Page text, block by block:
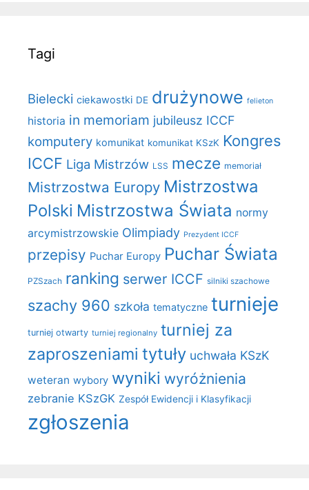
Tagi
Bielecki ciekawostki DE drużynowe felieton
historia in memoriam jubileusz ICCF
komputery komunikat komunikat KSzK Kongres
ICCF Liga Mistrzów LSS mecze memoriał
Mistrzostwa Europy Mistrzostwa
Polski Mistrzostwa Świata normy
arcymistrzowskie Olimpiady Prezydent ICCF
przepisy Puchar Europy Puchar Świata
PZSzach ranking serwer ICCF silniki szachowe
szachy 960 szkoła tematyczne turnieje
turniej otwarty turniej regionalny turniej za
zaproszeniami tytuły uchwała KSzK
weteran wybory wyniki wyróżnienia
zebranie KSzGK Zespół Ewidencji i Klasyfikacji
zgłoszenia